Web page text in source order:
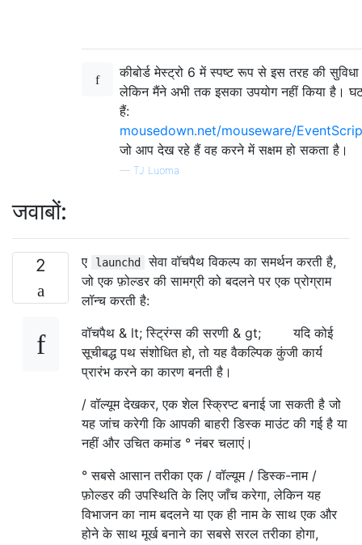
कीबोर्ड मेस्ट्रो 6 में स्पष्ट रूप से इस तरह की
लेकिन मैंने अभी तक इसका उपयोग नहीं किया है।
हैं:
mousedown.net/mouseware/
जो आप देख रहे हैं वह करने में सक्षम हो सकता है।
— TJ Luoma
जवाबों:
2 ए launchd सेवा वॉचपैथ विकल्प का समर्थन करती है,
जो एक फ़ोल्डर की सामग्री को बदलने पर एक प्रोग्राम
लॉन्च करती है:
वॉचपैथ & lt; स्ट्रिंग्स की सरणी & gt; यदि कोई
सूचीबद्ध पथ संशोधित हो, तो यह वैकल्पिक कुंजी कार्य
प्रारंभ करने का कारण बनती है।
/ वॉल्यूम देखकर, एक शेल स्क्रिप्ट बनाई जा सकती है जो
यह जांच करेगी कि आपकी बाहरी डिस्क माउंट की गई है या
नहीं और उचित कमांड ° नंबर चलाएं।
° सबसे आसान तरीका एक / वॉल्यूम / डिस्क-नाम /
फ़ोल्डर की उपस्थिति के लिए जाँच करेगा, लेकिन यह
विभाजन का नाम बदलने या एक ही नाम के साथ एक और
होने के साथ मूर्ख बनाने का सबसे सरल तरीका होगा,